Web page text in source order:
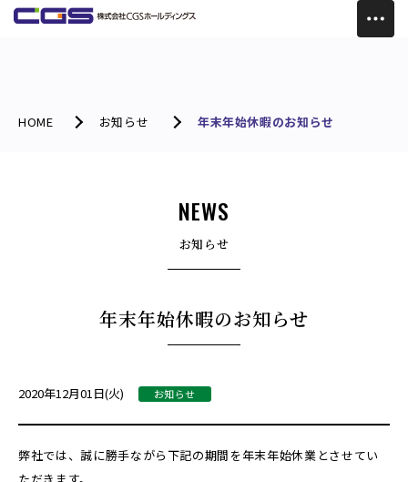
HOME お知らせ 年末年始休暇のお知らせ
NEWS
お知らせ
年末年始休暇のお知らせ
2020年12月01日(火) お知らせ
弊社では、誠に勝手ながら下記の期間を年末年始休業とさせてい